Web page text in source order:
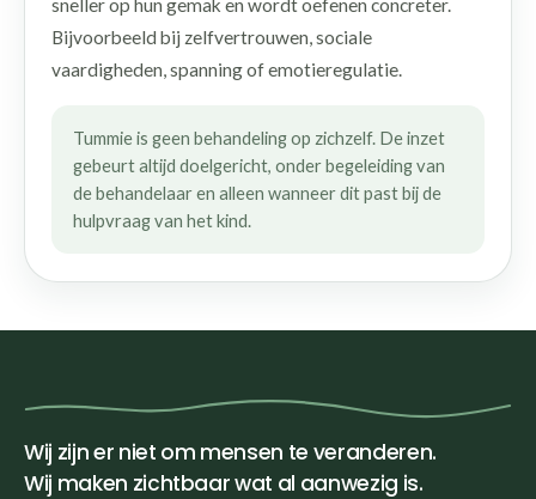
sneller op hun gemak en wordt oefenen concreter.
Bijvoorbeeld bij zelfvertrouwen, sociale
vaardigheden, spanning of emotieregulatie.
Tummie is geen behandeling op zichzelf. De inzet
gebeurt altijd doelgericht, onder begeleiding van
de behandelaar en alleen wanneer dit past bij de
hulpvraag van het kind.
Wij zijn er niet om mensen te veranderen.
Wij maken zichtbaar wat al aanwezig is.